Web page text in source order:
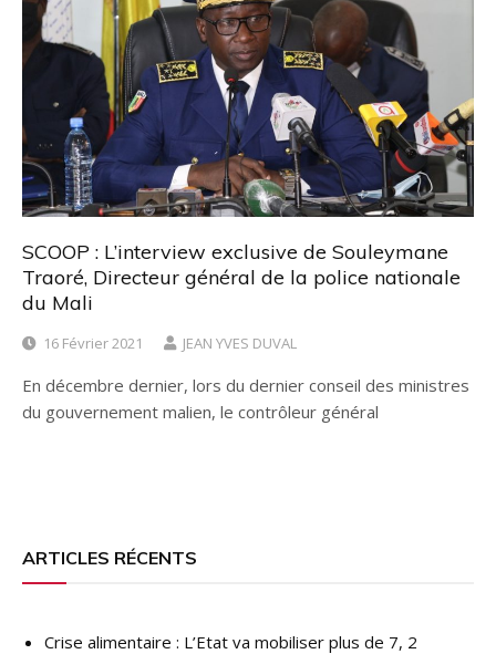
SCOOP : L’interview exclusive de Souleymane
Traoré, Directeur général de la police nationale
du Mali
16 Février 2021 JEAN YVES DUVAL
En décembre dernier, lors du dernier conseil des ministres
du gouvernement malien, le contrôleur général
ARTICLES RÉCENTS
Crise alimentaire : L’Etat va mobiliser plus de 7, 2